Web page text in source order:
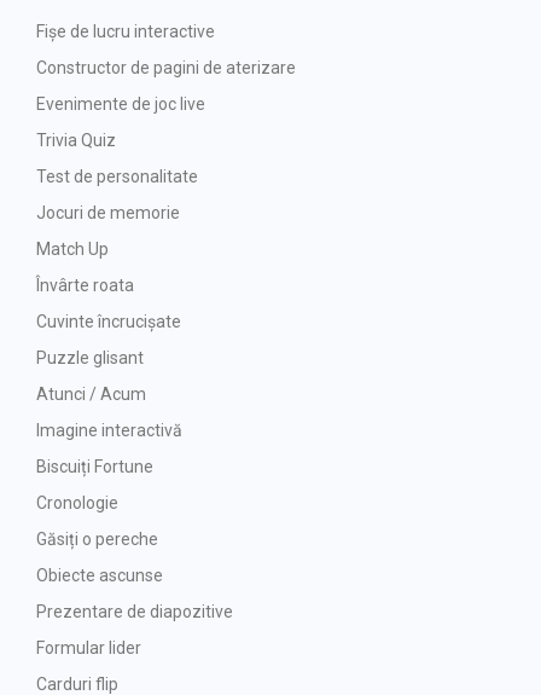
Fișe de lucru interactive
Constructor de pagini de aterizare
Evenimente de joc live
Trivia Quiz
Test de personalitate
Jocuri de memorie
Match Up
Învârte roata
Cuvinte încrucișate
Puzzle glisant
Atunci / Acum
Imagine interactivă
Biscuiți Fortune
Cronologie
Găsiți o pereche
Obiecte ascunse
Prezentare de diapozitive
Formular lider
Carduri flip